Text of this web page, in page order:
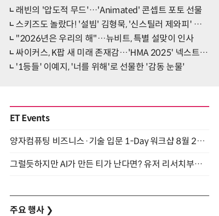
래빈의 '압도적 무드'…'Animated' 콘셉트 포토 선물
스키즈도 놀랐다! '설빔' 김형묵, '신스틸러 제와피' 변신
"2026년은 우리의 해"…뉴비트, 특별 설맞이 인사
싸이커스, K팝 새 미래 존재감…'HMA 2025' 넥스트 웨이브
'1등들' 이예지, '너를 위해'로 선물한 '감동 눈물'
ET Events
양자컴퓨팅 비즈니스·기술 입문 1-Day 워크샵 8월 28일 개최
그럴듯하지만 AI가 만든 티가 난다면? 유저 리서치부터 배포까지! (9/15)
주요 행사 ❯